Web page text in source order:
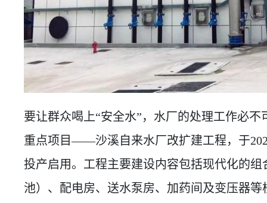
要让群众喝上“安全水”，水厂的处理工作必
重点项目——沙溪自来水厂改扩建工程，于
投产启用。工程主要建设内容包括现代化的
池）、配电房、送水泵房、加药间及变压器等